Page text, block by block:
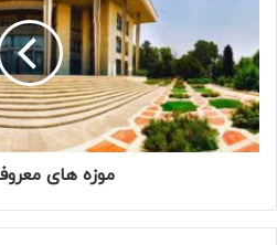
موزه های